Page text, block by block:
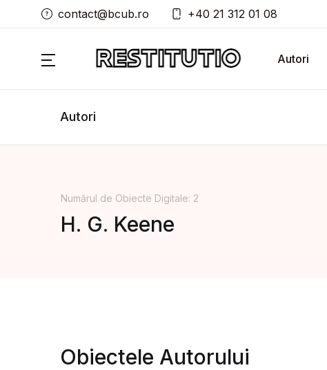
contact@bcub.ro +40 21 312 01 08
Autori
Autori
Numărul de Obiecte Digitale: 2
H. G. Keene
Obiectele Autorului